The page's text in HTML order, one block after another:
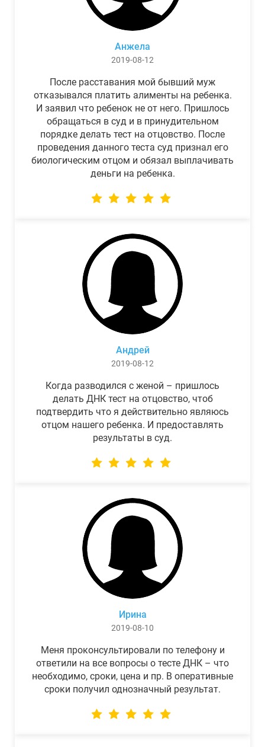
Анжела
2019-08-12
После расставания мой бывший муж
отказывался платить алименты на ребенка.
И заявил что ребенок не от него. Пришлось
обращаться в суд и в принудительном
порядке делать тест на отцовство. После
проведения данного теста суд признал его
биологическим отцом и обязал выплачивать
деньги на ребенка.
Андрей
2019-08-12
Когда разводился с женой – пришлось
делать ДНК тест на отцовство, чтоб
подтвердить что я действительно являюсь
отцом нашего ребенка. И предоставлять
результаты в суд.
Ирина
2019-08-10
Меня проконсультировали по телефону и
ответили на все вопросы о тесте ДНК – что
необходимо, сроки, цена и пр. В оперативные
сроки получил однозначный результат.